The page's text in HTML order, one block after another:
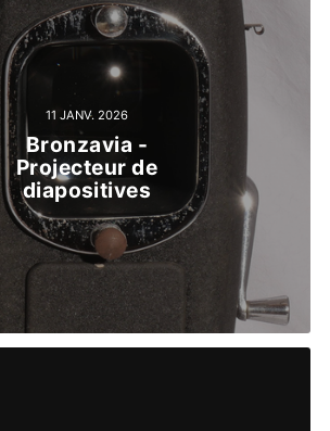
11 JANV. 2026
Bronzavia -
Projecteur de
diapositives